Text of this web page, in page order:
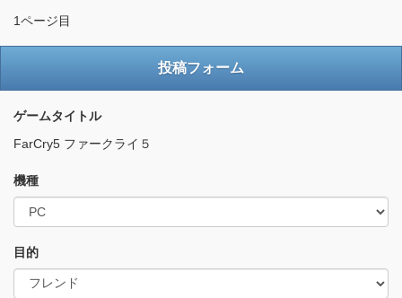
1ページ目
投稿フォーム
ゲームタイトル
FarCry5 ファークライ５
機種
目的